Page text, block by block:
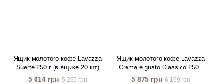
Ящик молотого кофе Lavazza
Suerte 250 г (в ящике 20 шт)
5 014 грн 5 265 грн
Ящик молотого кофе Lavazza
Crema e gusto Classico 250 г
(в ящике 20 шт)
5 875 грн 6 169 грн